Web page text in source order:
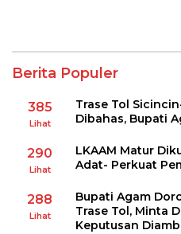
Berita Populer
385
Lihat
Trase Tol
Dibahas, Bupati
290
Lihat
LKAAM Matur
Adat- Perkuat
288
Lihat
Bupati Agam
Trase Tol, Minta
Keputusan